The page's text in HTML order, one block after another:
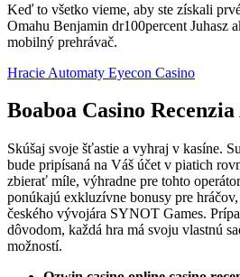
Keď to všetko vieme, aby ste získali
Omahu Benjamin dr100percent Juhasz
mobilný prehrávač.
Hracie Automaty Eyecon Casino
Boaboa Casino
Skúšaj svoje šťastie a vyhraj v kasíne.
bude pripísaná na Váš účet v piatich
zbierať míle, výhradne pre tohto
ponúkajú exkluzívne bonusy pre
českého vývojára SYNOT Games.
dôvodom, každá hra má svoju vlastnú
možností.